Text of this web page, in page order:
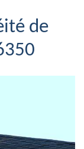
de